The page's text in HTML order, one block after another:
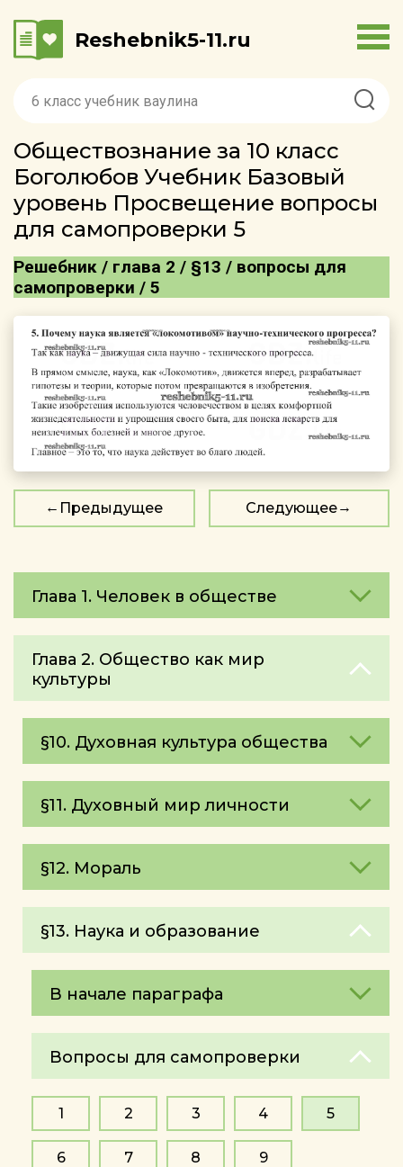
Reshebnik5-11.ru
Обществознание за 10 класс
Боголюбов Учебник Базовый
уровень Просвещение вопросы
для самопроверки 5
Решебник / глава 2 / §13 / вопросы для
самопроверки / 5
Предыдущее Следующее
Глава 1. Человек в обществе
Глава 2. Общество как мир
культуры
§10. Духовная культура общества
§11. Духовный мир личности
§12. Мораль
§13. Наука и образование
В начале параграфа
Вопросы для самопроверки
1 2 3 4 5
6 7 8 9